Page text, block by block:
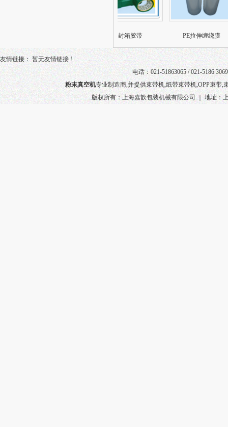
封箱胶带 PE拉伸缠绕膜
友情链接： 暂无友情链接 !
电话：021-51863065 / 021-5186
粉末真空机专业制造商,并提供束带机,纸带束带机,OPP束带,
版权所有：上海嘉歆包装机械有限公司 ｜ 地址：